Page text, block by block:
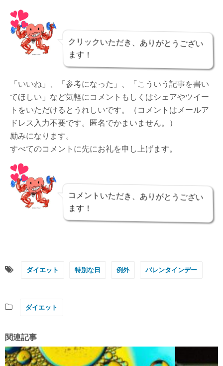
クリックいただき、ありがとうござい
ます！
「いいね」、「参考になった」、「こういう記事を書い
てほしい」など気軽にコメントもしくはシェアやツイー
トをいただけるとうれしいです。（コメントはメールア
ドレス入力不要です。匿名でかまいません。）
励みになります。
すべてのコメントに先にお礼を申し上げます。
コメントいただき、ありがとうござい
ます！
ダイエット 特別な日 例外 バレンタインデー
ダイエット
関連記事